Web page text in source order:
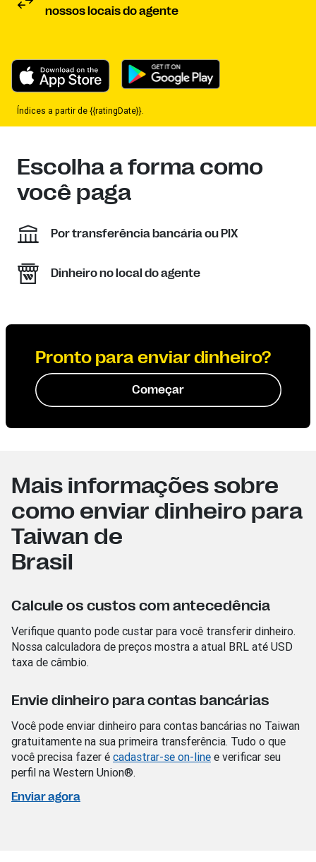
nossos locais do agente
Índices a partir de {{ratingDate}}.
Escolha a forma como
você paga
Por transferência bancária ou PIX
Dinheiro no local do agente
Pronto para enviar dinheiro?
Começar
Mais informações sobre
como enviar dinheiro para
Taiwan de
Brasil
Calcule os custos com antecedência
Verifique quanto pode custar para você transferir dinheiro.
Nossa calculadora de preços mostra a atual BRL até USD
taxa de câmbio.
Envie dinheiro para contas bancárias
Você pode enviar dinheiro para contas bancárias no Taiwan
gratuitamente na sua primeira transferência. Tudo o que
você precisa fazer é cadastrar-se on-line e verificar seu
perfil na Western Union®.
Enviar agora